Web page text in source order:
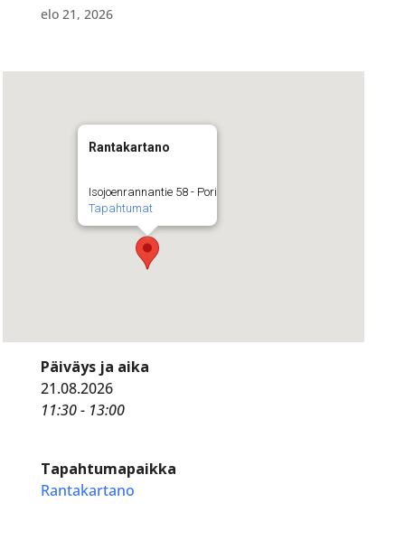
elo 21, 2026
Rantakartano
Isojoenrannantie 58 - Pori
Tapahtumat
Päiväys ja aika
21.08.2026
11:30 - 13:00
Tapahtumapaikka
Rantakartano